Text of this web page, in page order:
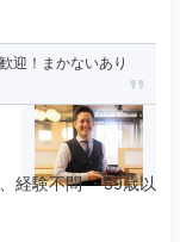
迎！まかないあり
経験不問 ・59歳以